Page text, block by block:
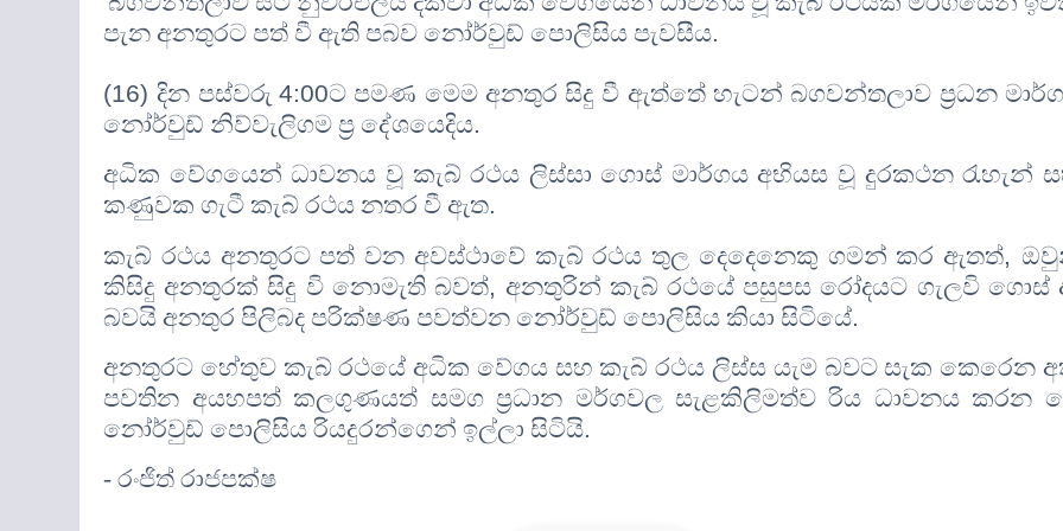
පැන අනතුරට පත් වී ඇති පබව නෝර්වුඩ් පොලිසිය පැවසීය.
(16) දින පස්වරු4:00ට පමණ මෙම අනතුර සිදු වී ඇත්තේ හැටන් බගවන්තලාව ප්‍රධන
නෝර්වුඩ් නිව්වැලිගම ප්‍ර දේශයෙදිය.
අධික වේගයෙන් ධාවනය වූ කැබ් රථය ලිස්සා ගොස් මාර්ගය අභියස වූ දුරකථන රැහැන්
කණුවක ගැටී කැබ් රථය නතර වී ඇත.
කැබ් රථය අනතුරට පත් වන අවස්ථාවේ කැබ් රථය තුල දෙදෙනෙකු ගමන් කර ඇතත්,
කිසිදු අනතුරක් සිදු වි නොමැති බවත්, අනතුරින් කැබ් රථයේ පසුපස රෝදයට ගැලවි ගොස්
බවයි අනතුර පිලිබද පරික්ෂණ පවත්වන නෝර්වුඩ් පොලිසිය කියා සිටියේ.
අනතුරට හේතුව කැබ් රථයේ අධික වේගය සහ කැබ් රථය ලිස්ස යැම බවට සැක කෙරෙන
පවතින අයහපත් කලගුණයත් සමග ප්‍රධාන මර්ගවල සැළකිලිමත්ව රිය ධාවනය කරන
නෝර්වුඩ් පොලිසිය රියදුරන්ගෙන් ඉල්ලා සිටියි.
- රංජිත් රාජපක්ෂ